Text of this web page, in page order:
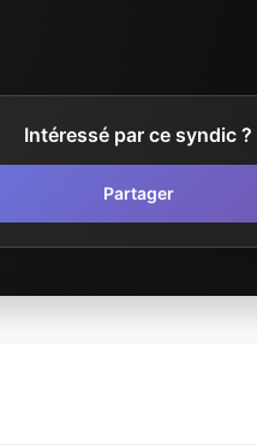
Intéressé par ce syndic ?
Partager